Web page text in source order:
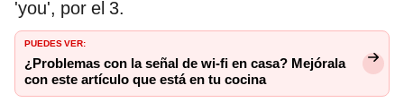
'you', por el 3.
PUEDES VER:
¿Problemas con la señal de wi-fi en casa? Mejórala
con este artículo que está en tu cocina